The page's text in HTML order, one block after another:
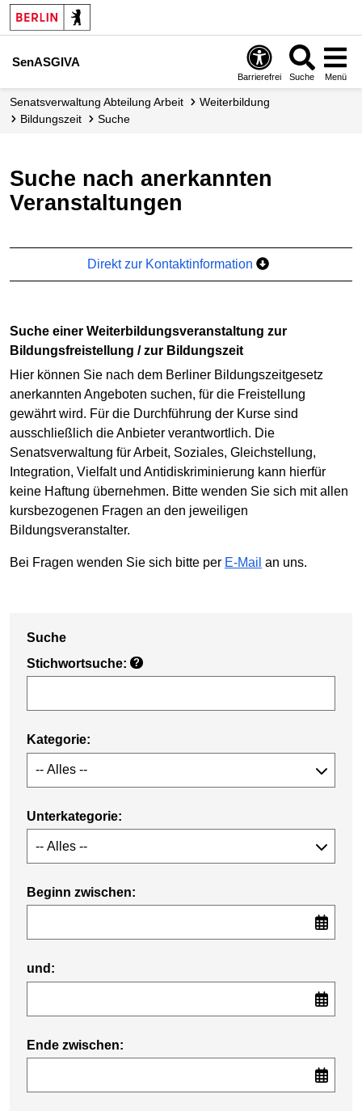
SenASGIVA
Barrierefrei Suche Menü
Senats­verwaltung Abteilung Arbeit
Weiterbildung
Bildungszeit
Suche
Suche nach anerkannten
Veranstaltungen
Direkt zur Kontaktinformation
Suche einer Weiterbildungsveranstaltung zur
Bildungsfreistellung / zur Bildungszeit
Hier können Sie nach dem Berliner Bildungszeitgesetz
anerkannten Angeboten suchen, für die Freistellung
gewährt wird. Für die Durchführung der Kurse sind
ausschließlich die Anbieter verantwortlich. Die
Senatsverwaltung für Arbeit, Soziales, Gleichstellung,
Integration, Vielfalt und Antidiskriminierung kann hierfür
keine Haftung übernehmen. Bitte wenden Sie sich mit allen
kursbezogenen Fragen an den jeweiligen
Bildungsveranstalter.
Bei Fragen wenden Sie sich bitte per E-Mail an uns.
Suche
Stichwortsuche: ?
Kategorie:
Unterkategorie:
Beginn zwischen:
und:
Ende zwischen: